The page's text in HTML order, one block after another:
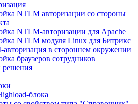
NTLM авторизации со стороны
NTLM-авторизации для Apache
NTLM модуля Linux для Битрикс
в стороннем окружении
браузеров сотрудников
решения
блока